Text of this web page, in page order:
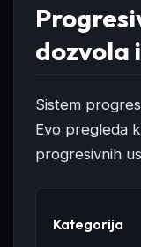
dozvola
Sistem
Evo pregleda
progresivnih
Kategorija